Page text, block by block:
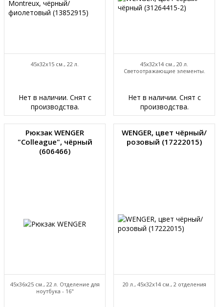
45х32х15 см., 22 л.
Нет в наличии. Снят с
производства.
45х32х14 см., 20 л.
Светоотражающие элементы.
Нет в наличии. Снят с
производства.
Рюкзак WENGER
"Colleague", чёрный
(606466)
45х36х25 см., 22 л. Отделение для
ноутбука - 16"
WENGER, цвет чёрный/
розовый (17222015)
20 л., 45х32х14 см., 2 отделения